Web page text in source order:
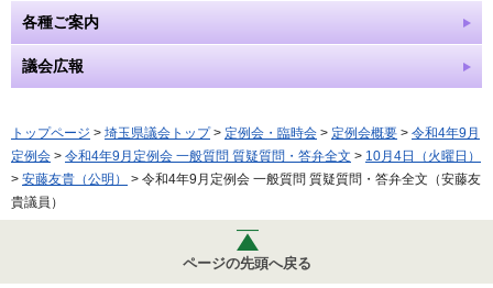
各種ご案内
議会広報
トップページ > 埼玉県議会トップ> 定例会・臨時会 > 定例会概要 > 令和4年9月
定例会 > 令和4年9月定例会 一般質問 質疑質問・答弁全文 > 10月4日（火曜日）
> 安藤友貴（公明）
> 令和4年9月定例会 一般質問 質疑質問・答弁全文（安藤友
貴議員）
ページの先頭へ戻る